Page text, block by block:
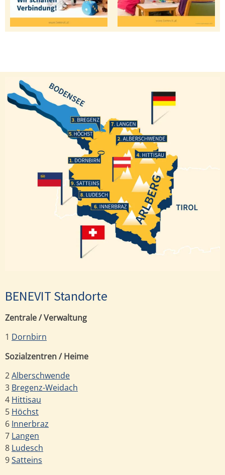
Langen
Ludesch
Innerbraz
Alberschwende
Höchst
BENEVIT Standorte
Zentrale / Verwaltung
1 Dornbirn
Sozialzentren / Heime
2Alberschwende
3 Bregenz-Weidach
4 Hittisau
5 Höchst
6 Innerbraz
7 Langen
8 Ludesch
9Satteins